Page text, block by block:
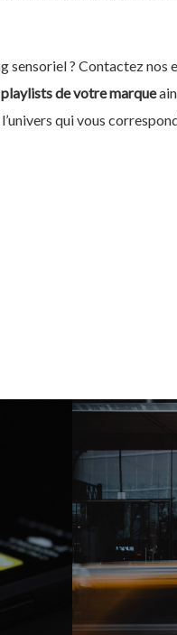
? Contactez nos
de votre marque
qui vous